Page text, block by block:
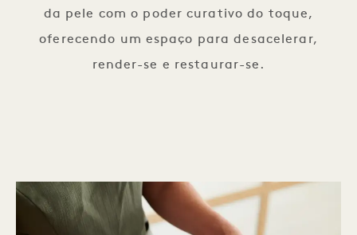
da pele com o poder curativo do toque,
oferecendo um espaço para desacelerar,
render-se e restaurar-se.